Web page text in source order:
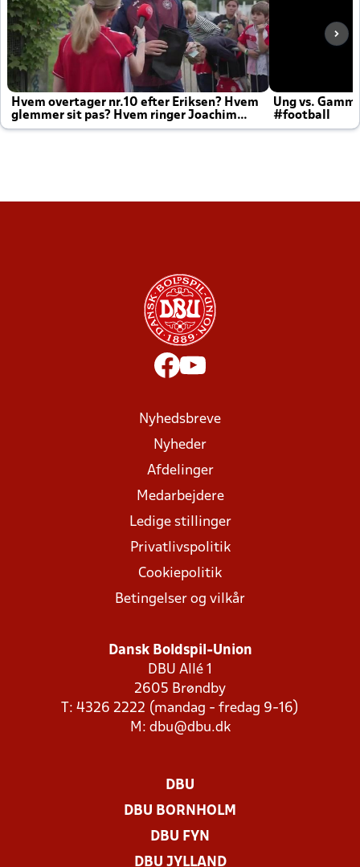
Hvem overtager nr.10 efter Eriksen? Hvem
glemmer sit pas? Hvem ringer Joachim
altid til efter kampe?
Ung vs.
#football
Nyhedsbreve
Nyheder
Afdelinger
Medarbejdere
Ledige stillinger
Privatlivspolitik
Cookiepolitik
Betingelser og vilkår
Dansk Boldspil-Union
DBU Allé 1
2605 Brøndby
T: 4326 2222 (mandag - fredag 9-16)
M: dbu@dbu.dk
DBU
DBU BORNHOLM
DBU FYN
DBU JYLLAND